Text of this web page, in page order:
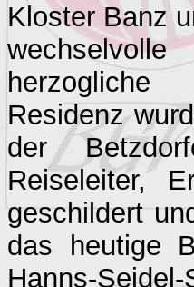
Kloster Banz
Residenz
der
Reiseleiter,
geschildert
das heutige
Hanns-